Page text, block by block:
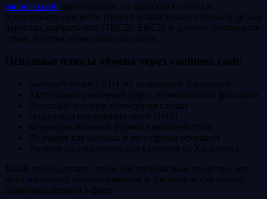
yaobmen.cash ориентирован на удобство клиента и
прозрачность процесса. Перед сделкой можно уточнить детали
перевода, выбрать сеть (TRC20, ERC20 и другие), согласовать
сумму и время проведения операции.
Основные плюсы обмена через yaobmen.cash:
Быстрый обмен USDT на наличные в Хасавюрте
Актуальный рыночный курс с возможностью фиксации
Понятный порядок проведения сделки
Поддержка популярных сетей USDT
Конфиденциальный формат взаимодействия
Подходит для разовых и регулярных операций
Удобное расположение для клиентов из Хасавюрта
Такой подход делает сервис востребованным среди тех, кто
ищет надежный криптообменник в Хасавюрте для вывода
цифровых активов в фиат.